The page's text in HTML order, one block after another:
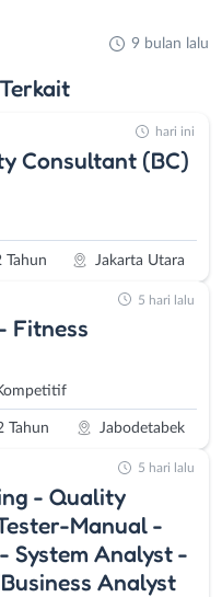
9 bulan lalu
Terkait
Consultant (BC)
Tahun Jakarta Utara
hari ini
Fitness
Tahun Jabodetabek
5 hari lalu
- Quality
Manual -
System Analyst -
Analyst
5 hari lalu